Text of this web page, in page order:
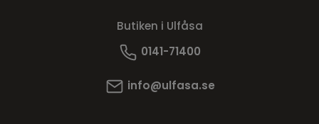
Butiken i Ulfåsa
0141-71400
info@ulfasa.se